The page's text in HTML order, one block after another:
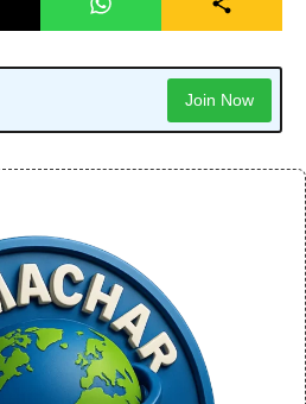
Join Now